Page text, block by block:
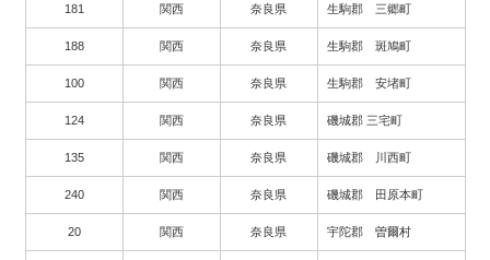
181 関西 奈良県 生駒郡 三郷町
188 関西 奈良県 生駒郡 斑鳩町
100 関西 奈良県 生駒郡 安堵町
124 関西 奈良県 磯城郡 三宅町
135 関西 奈良県 磯城郡 川西町
240 関西 奈良県 磯城郡 田原本町
20 関西 奈良県 宇陀郡 曽爾村